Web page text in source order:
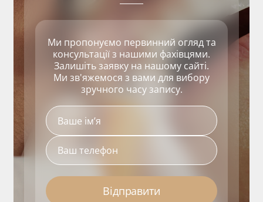
Ми пропонуємо первинний огляд та
консультації з нашими фахівцями.
Залишіть заявку на нашому сайті.
Ми зв'яжемося з вами для вибору
зручного часу запису.
Відправити